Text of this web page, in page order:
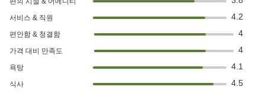
서비스 & 직원 4.2
편안함 & 청결함 4
가격 대비 만족도 4
욕탕 4.1
식사 4.5